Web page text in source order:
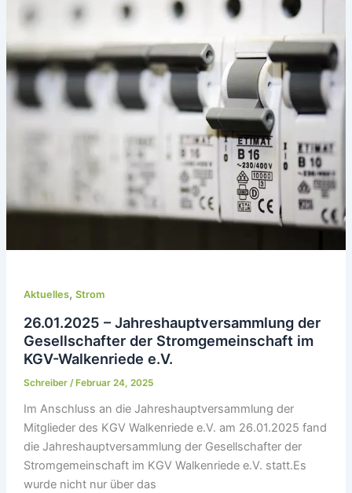
Aktuelles, Strom
26.01.2025 – Jahreshauptversammlung der
Gesellschafter der Stromgemeinschaft im
KGV-Walkenriede e.V.
Schreiber /Februar 24, 2025
Im Anschluss an die Jahreshauptversammlung der
Mitglieder des KGV Walkenriede e.V. am 26.01.2025 fand
die Jahreshauptversammlung der Gesellschafter der
Stromgemeinschaft im KGV Walkenriede e.V. statt.Es
wurde nicht nur über das